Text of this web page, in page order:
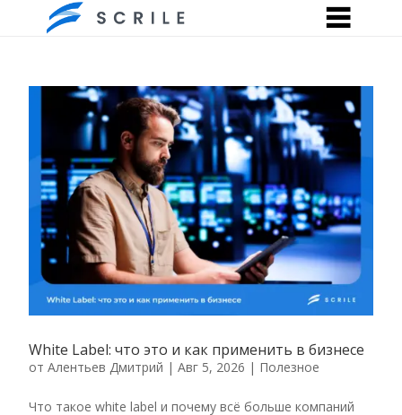
White Label: что это и как применить в бизнесе
от Алентьев Дмитрий | Авг 5, 2026 | Полезное
Что такое white label и почему всё больше компаний